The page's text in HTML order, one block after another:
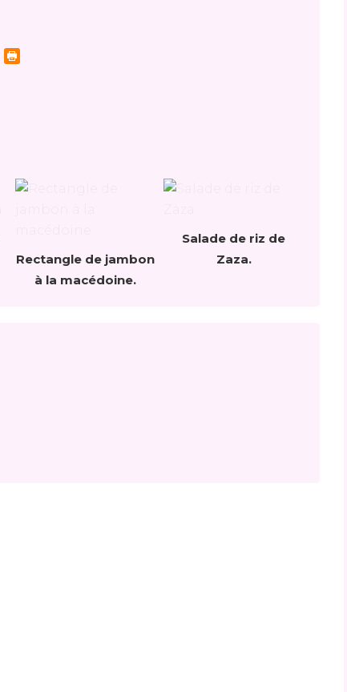
Rectangle de jambon
à la macédoine.
Salade de riz de
Zaza.